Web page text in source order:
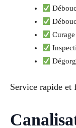
Service rapide et